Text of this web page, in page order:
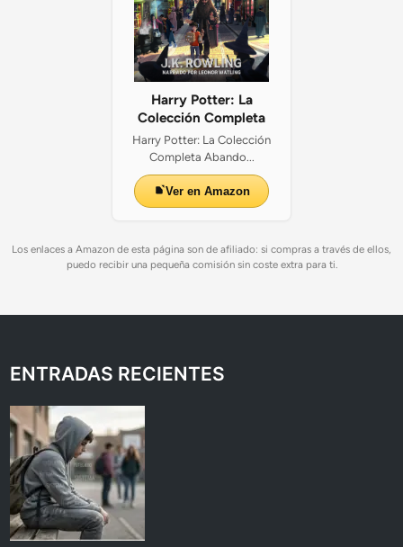
Harry Potter: La
Colección Completa
Harry Potter: La Colección
Completa Abando...
Ver en Amazon
Los enlaces a Amazon de esta página son de afiliado: si compras a través de ellos,
puedo recibir una pequeña comisión sin coste extra para ti.
ENTRADAS RECIENTES